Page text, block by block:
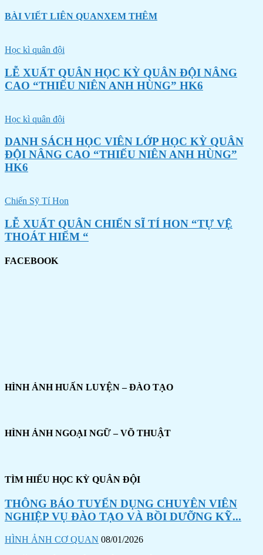
BÀI VIẾT LIÊN QUANXEM THÊM
Học kì quân đội
LỄ XUẤT QUÂN HỌC KỲ QUÂN ĐỘI NÂNG
CAO “THIẾU NIÊN ANH HÙNG” HK6
Học kì quân đội
DANH SÁCH HỌC VIÊN LỚP HỌC KỲ QUÂN
ĐỘI NÂNG CAO “THIẾU NIÊN ANH HÙNG”
HK6
Chiến Sỹ Tí Hon
LỄ XUẤT QUÂN CHIẾN SĨ TÍ HON “TỰ VỆ
THOÁT HIỂM “
FACEBOOK
HÌNH ẢNH HUẤN LUYỆN – ĐÀO TẠO
HÌNH ẢNH NGOẠI NGỮ – VÕ THUẬT
TÌM HIỂU HỌC KỲ QUÂN ĐỘI
THÔNG BÁO TUYỂN DỤNG CHUYÊN VIÊN
NGHIỆP VỤ ĐÀO TẠO VÀ BỒI DƯỠNG KỸ...
HÌNH ẢNH CƠ QUAN 08/01/2026